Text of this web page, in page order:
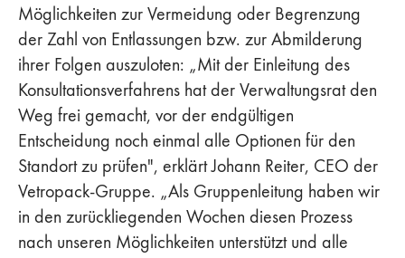
Möglichkeiten zur Vermeidung oder Begrenzung
der Zahl von Entlassungen bzw. zur Abmilderung
ihrer Folgen auszuloten: „Mit der Einleitung des
Konsultationsverfahrens hat der Verwaltungsrat den
Weg frei gemacht, vor der endgültigen
Entscheidung noch einmal alle Optionen für den
Standort zu prüfen", erklärt Johann Reiter, CEO der
Vetropack-Gruppe. „Als Gruppenleitung haben wir
in den zurückliegenden Wochen diesen Prozess
nach unseren Möglichkeiten unterstützt und alle